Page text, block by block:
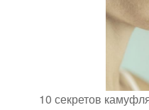
10 секретов